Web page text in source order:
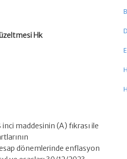
Hk
maddesinin (A) fıkrası ile
dönemlerinde enflasyon